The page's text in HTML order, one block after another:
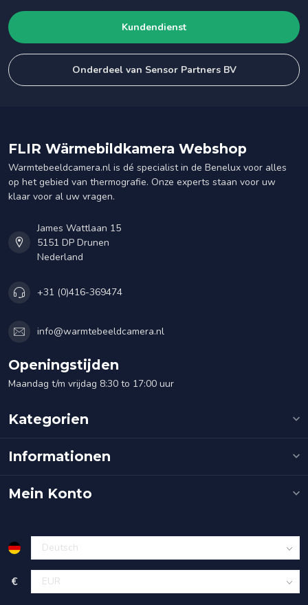
Kundendienst
Onderdeel van Sensor Partners BV
FLIR Wärmebildkamera Webshop
Warmtebeeldcamera.nl is dé specialist in de Benelux voor alles
op het gebied van thermografie. Onze experts staan voor uw
klaar voor al uw vragen.
James Wattlaan 15
5151 DP Drunen
Nederland
+31 (0)416-369474
info@warmtebeeldcamera.nl
Openingstijden
Maandag t/m vrijdag 8:30 to 17:00 uur
Kategorien
Informationen
Mein Konto
€